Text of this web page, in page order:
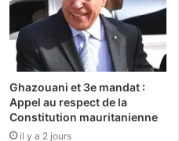
Ghazouani et 3e mandat :
Appel au respect de la
Constitution mauritanienne
il y a 2 jours